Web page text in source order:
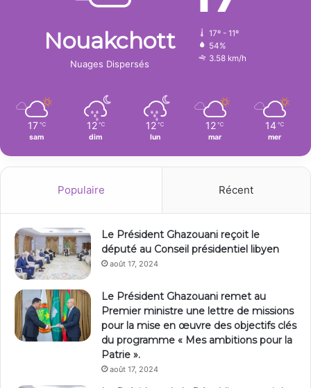
Nouakchott
Nuages Dispersés
17º - 11º
54%
3.58 km/h
17 ℃
sam
12 ℃
dim
12 ℃
lun
12 ℃
mar
14 ℃
mer
Populaire Récent
Le Président Ghazouani reçoit le
député au Conseil présidentiel libyen
août 17, 2024
Le Président Ghazouani remet au
Premier ministre une lettre de missions
pour la mise en œuvre des objectifs clés
du programme « Mes ambitions pour la
Patrie ».
août 17, 2024